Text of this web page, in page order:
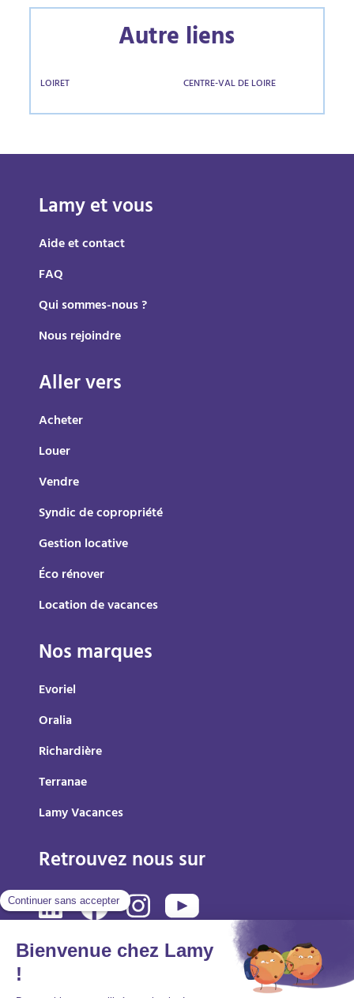
Autre liens
LOIRET CENTRE-VAL DE LOIRE
Lamy et vous
Aide et contact
FAQ
Qui sommes-nous ?
Nous rejoindre
Aller vers
Acheter
Louer
Vendre
Syndic de copropriété
Gestion locative
Éco rénover
Location de vacances
Nos marques
Evoriel
Oralia
Richardière
Terranae
Lamy Vacances
Retrouvez nous sur